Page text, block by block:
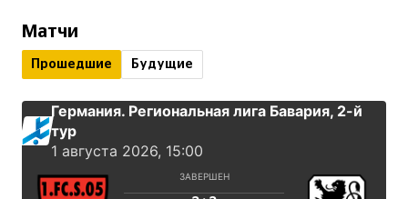
Матчи
Прошедшие Будущие
Германия. Региональная лига Бавария, 2-й
тур
1 августа 2026, 15:00
ЗАВЕРШЕН